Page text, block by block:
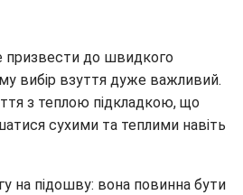
призвести до швидкого
вибір взуття дуже важливий.
з теплою підкладкою, що
сухими та теплими навіть
на підошву: вона повинна бути